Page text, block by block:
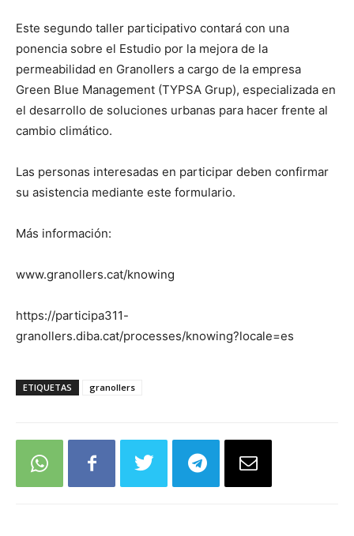
Este segundo taller participativo contará con una
ponencia sobre el Estudio por la mejora de la
permeabilidad en Granollers a cargo de la empresa
Green Blue Management (TYPSA Grup), especializada en
el desarrollo de soluciones urbanas para hacer frente al
cambio climático.
Las personas interesadas en participar deben confirmar
su asistencia mediante este formulario.
Más información:
www.granollers.cat/knowing
https://participa311-
granollers.diba.cat/processes/knowing?locale=es
ETIQUETAS granollers